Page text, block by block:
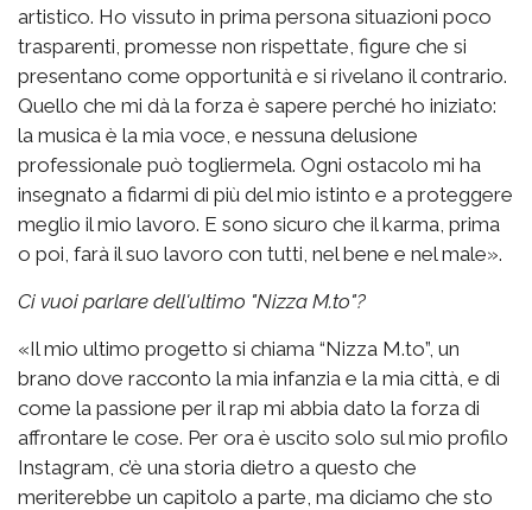
artistico. Ho vissuto in prima persona situazioni poco
trasparenti, promesse non rispettate, figure che si
presentano come opportunità e si rivelano il contrario.
Quello che mi dà la forza è sapere perché ho iniziato:
la musica è la mia voce, e nessuna delusione
professionale può togliermela. Ogni ostacolo mi ha
insegnato a fidarmi di più del mio istinto e a proteggere
meglio il mio lavoro. E sono sicuro che il karma, prima
o poi, farà il suo lavoro con tutti, nel bene e nel male».
Ci vuoi parlare dell'ultimo "Nizza M.to"?
«Il mio ultimo progetto si chiama “Nizza M.to”, un
brano dove racconto la mia infanzia e la mia città, e di
come la passione per il rap mi abbia dato la forza di
affrontare le cose. Per ora è uscito solo sul mio profilo
Instagram, c’è una storia dietro a questo che
meriterebbe un capitolo a parte, ma diciamo che sto